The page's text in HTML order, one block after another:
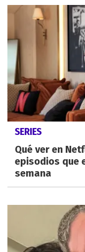
SERIES
Qué ver en
episodios que
semana